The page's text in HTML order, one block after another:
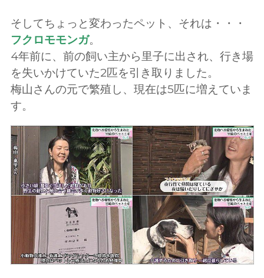
そしてちょっと変わったペット、それは・・・
フクロモモンガ。
4年前に、前の飼い主から里子に出され、行き場
を失いかけていた2匹を引き取りました。
梅山さんの元で繁殖し、現在は5匹に増えていま
す。